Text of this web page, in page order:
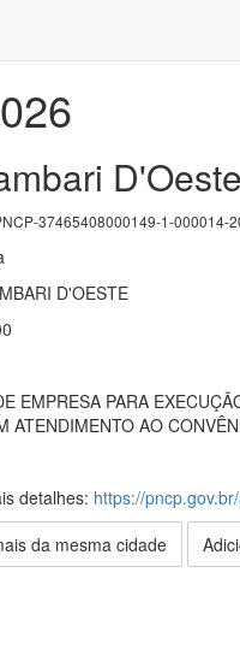
37465408000149-1-000014-
D'OESTE
EMPRESA PARA
ATENDIMENTO AO
detalhes: https://
da mesma cidade